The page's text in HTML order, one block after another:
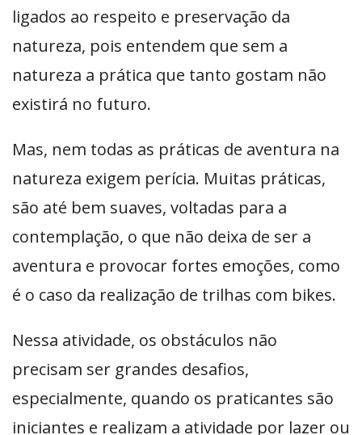
ligados ao respeito e preservação da
natureza, pois entendem que sem a
natureza a prática que tanto gostam não
existirá no futuro.
Mas, nem todas as práticas de aventura na
natureza exigem perícia. Muitas práticas,
são até bem suaves, voltadas para a
contemplação, o que não deixa de ser a
aventura e provocar fortes emoções, como
é o caso da realização de trilhas com bikes.
Nessa atividade, os obstáculos não
precisam ser grandes desafios,
especialmente, quando os praticantes são
iniciantes e realizam a atividade por lazer ou